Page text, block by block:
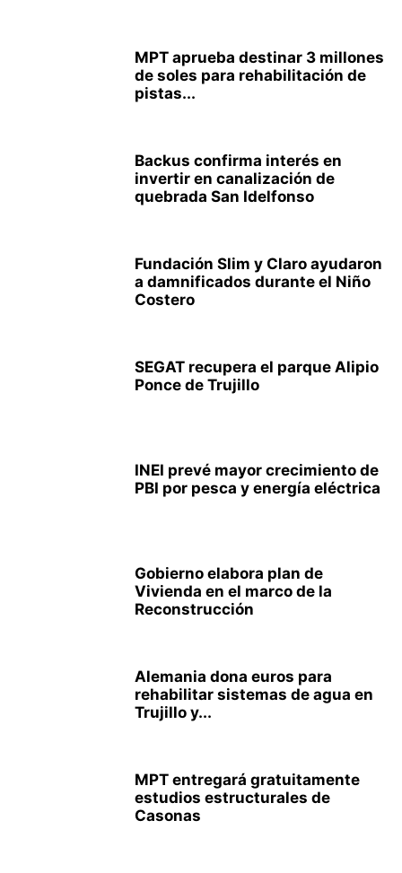
MPT aprueba destinar 3 millones
de soles para rehabilitación de
pistas...
Backus confirma interés en
invertir en canalización de
quebrada San Idelfonso
Fundación Slim y Claro ayudaron
a damnificados durante el Niño
Costero
SEGAT recupera el parque Alipio
Ponce de Trujillo
INEI prevé mayor crecimiento de
PBI por pesca y energía eléctrica
Gobierno elabora plan de
Vivienda en el marco de la
Reconstrucción
Alemania dona euros para
rehabilitar sistemas de agua en
Trujillo y...
MPT entregará gratuitamente
estudios estructurales de
Casonas